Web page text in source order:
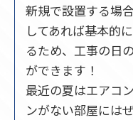
新規で設置する場
してあれば基本的
るため、工事の日
ができます！
最近の夏はエアコ
ンがない部屋には